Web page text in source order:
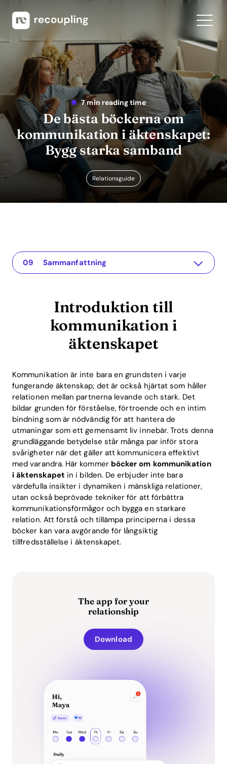
7 min reading time
De bästa böckerna om
kommunikation i äktenskapet:
Bygg starka samband
Relationsguide
Introduktion till kommunikation i äktenskapet
The app for your relationship
Rekommenderade böcker om kommunikation i äktenskapet
Tekniska förklaringar av kommunikationsbarriärer
Praktiska exempel för att förbättra kommunikationen
ROI av kommunikation i äktenskapet
Hur Recoupling-appen kan hjälpa
FAQ om böcker om kommunikation i äktenskapet
Sammanfattning
Introduktion till
kommunikation i
äktenskapet
Kommunikation är inte bara en grundsten i varje
fungerande äktenskap; det är också hjärtat som håller
relationen mellan partnerna levande och stark. Det
bildar grunden för förståelse, förtroende och en intim
bindning som är nödvändig för att hantera de
utmaningar som ett gemensamt liv innebär. Trots denna
grundläggande betydelse står många par inför stora
svårigheter när det gäller att kommunicera effektivt
med varandra. Här kommer böcker om kommunikation
i äktenskapet in i bilden. De erbjuder inte bara
värdefulla insikter i dynamiken i mänskliga relationer,
utan också beprövade tekniker för att förbättra
kommunikationsförmågor och bygga en starkare
relation. Att förstå och tillämpa principerna i dessa
böcker kan vara avgörande för långsiktig
tillfredsställelse i äktenskapet.
The app for your
relationship
Download